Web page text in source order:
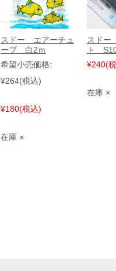
スドー エアーチュ
ーブ 白2ｍ
希望小売価格:
¥264(税込)
¥180(税込)
在庫 ×
スドー
ト
¥240(
在庫 ×